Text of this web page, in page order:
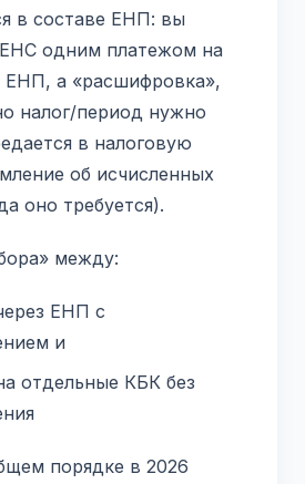
в составе ЕНП: вы
ЕНС одним платежом на
а «расшифровка»,
налог/период нужно
в налоговую
об исчисленных
оно требуется).
между:
ЕНП с
и
отдельные КБК без
порядке в 2026